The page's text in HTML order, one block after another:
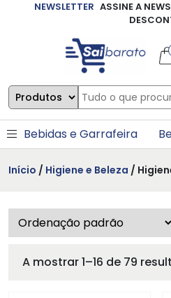
NEWSLETTER ASSINE A
Bebidas e Garrafeira
Início / Higiene e Beleza /
A mostrar 1–16 de 79